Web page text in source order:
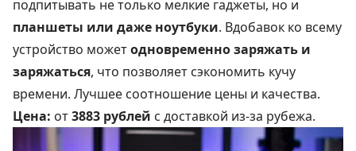
подпитывать не только мелкие гаджеты, но и
планшеты или даже ноутбуки. Вдобавок ко всему
устройство можетодновременно заряжать и
заряжаться, что позволяет сэкономить кучу
времени. Лучшее соотношение цены и качества.
Цена: от3883 рублей с доставкой из-за рубежа.